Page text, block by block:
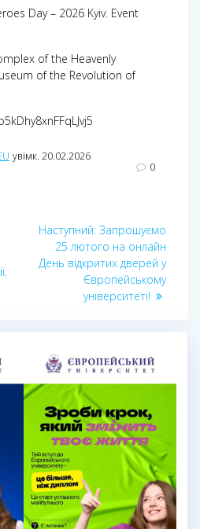
Day – 2026 Kyiv. Event
of the Heavenly
of the Revolution of
увімк. 20.02.2026
0
Наступний: Наступний
запис:
Запрошуємо
25 лютого на онлайн
День відкритих дверей у
Європейському
університеті!